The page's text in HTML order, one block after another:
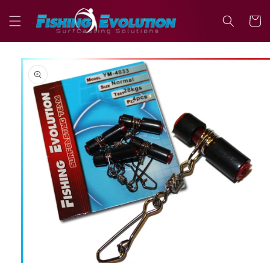
direttamente
ai contenuti
Passa alle
informazioni
sul prodotto